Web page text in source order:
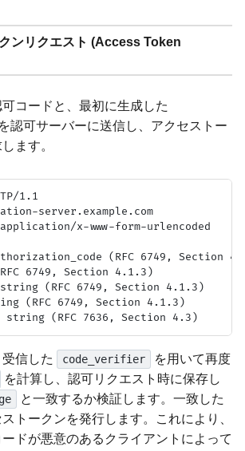
ンリクエスト (Access Token
コードと、最初に生成した
を認可サーバーに送信し、アクセストー
ます。
1.1
server.example.com
x-www-form-urlencoded
(RFC 6749, Section
6749, Section 4.1.3)
(RFC 6749, Section 4.1.3)
(RFC 6749, Section 4.1.3)
信した code_verifier を用いて再度
を計算し、認可リクエスト時に保存し
と一致するか検証します。一致した
トークンを発行します。これにより、
ドが悪意のあるクライアントによって